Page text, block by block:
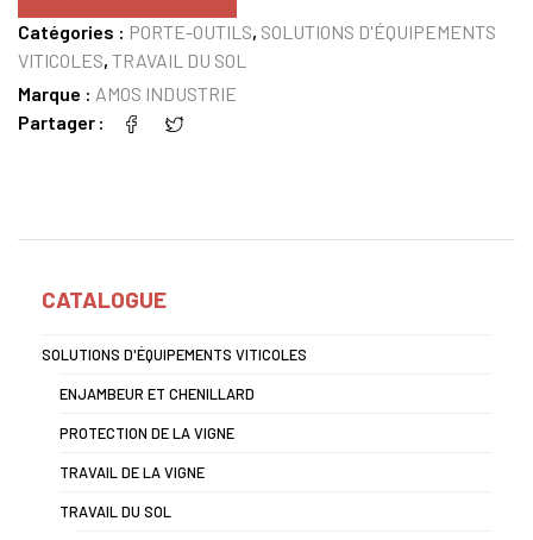
Catégories : PORTE-OUTILS, SOLUTIONS D'ÉQUIPEMENTS
VITICOLES, TRAVAIL DU SOL
Marque : AMOS INDUSTRIE
Partager
CATALOGUE
SOLUTIONS D'ÉQUIPEMENTS VITICOLES
ENJAMBEUR ET CHENILLARD
PROTECTION DE LA VIGNE
TRAVAIL DE LA VIGNE
TRAVAIL DU SOL